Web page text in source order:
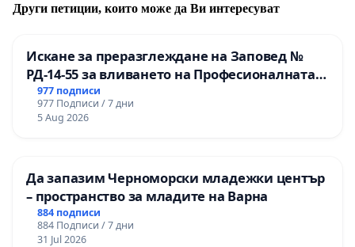
Други петиции, които може да Ви интересуват
Искане за преразглеждане на Заповед №
РД-14-55 за вливането на Професионалната
гимназия по промишлени технологии в
Професионалната гимназия по икономика и
мениджмънт – гр. Пазарджик
977 подписи
977 Подписи / 7 дни
5 Aug 2026
Да запазим Черноморски младежки център
– пространство за младите на Варна
884 подписи
884 Подписи / 7 дни
31 Jul 2026